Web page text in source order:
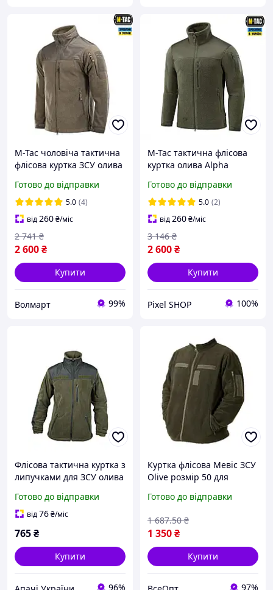
M-Tac чоловіча тактична
флісова куртка ЗСУ олива
на блискавці Alpha GEN.II
Dark Olive
Готово до відправки
5.0 (4)
від260₴/міс
2 600₴
2 741 ₴
Купити
Волмарт 99%
M-Tac тактична флісова
куртка олива Alpha
Olive, Куртка флісова
армійська, Фліска зсу
Готово до відправки
5.0 (2)
від260₴/міс
2 600₴
3 146 ₴
Купити
Pixel SHOP 100%
Флісова тактична куртка з
липучками для ЗСУ олива
Готово до відправки
від76₴/міс
765₴
Купити
96%
Куртка флісова Мевіс ЗСУ
Olive розмір 50 для
Готово до відправки
1 350₴
1 687.50 ₴
Купити
97%